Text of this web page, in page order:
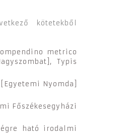
kötetekből
metrico
Typis
Nyomda]
Főszékesegyházi
ható irodalmi